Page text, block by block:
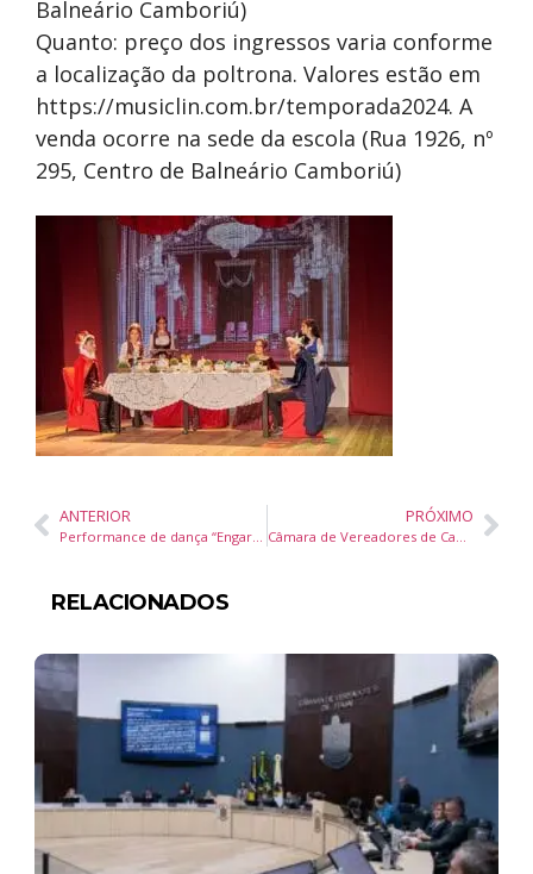
Balneário Camboriú)
Quanto: preço dos ingressos varia conforme
a localização da poltrona. Valores estão em
https://musiclin.com.br/temporada2024. A
venda ocorre na sede da escola (Rua 1926, nº
295, Centro de Balneário Camboriú)
ANTERIOR PRÓXIMO
RELACIONADOS